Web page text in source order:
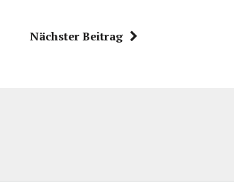
Nächster Beitrag